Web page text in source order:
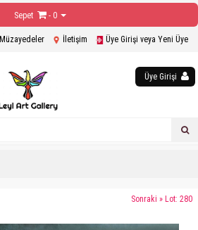
Sepet - 0
Müzayedeler İletişim Üye Girişi veya Yeni Üye
Üye Girişi
Sonraki » Lot: 280